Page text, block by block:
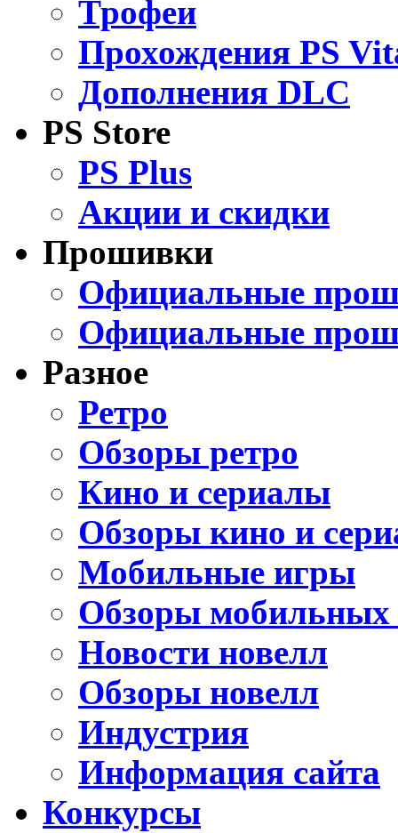
Трофеи
Прохождения PS
Дополнения DLC
PS Store
PS Plus
Акции и скидки
Прошивки
Официальные
Официальные
Разное
Ретро
Обзоры ретро
Кино и сериалы
Обзоры кино и
Мобильные игры
Обзоры мобильных
Новости новелл
Обзоры новелл
Индустрия
Информация сайта
Конкурсы